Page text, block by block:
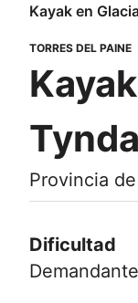
Kayak en
TORRES DEL PAINE
Provincia
Dificultad